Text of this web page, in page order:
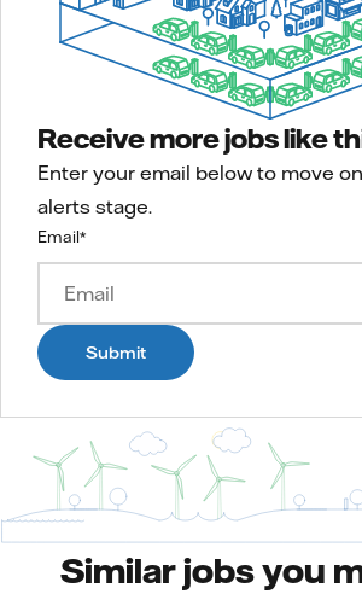
Receive more jobs like
Enter your email below to move
alerts stage.
Email*
Submit
Similar jobs you